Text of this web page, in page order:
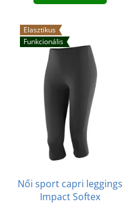
Elasztikus
Funkcionális
Női sport capri leggings
Impact Softex